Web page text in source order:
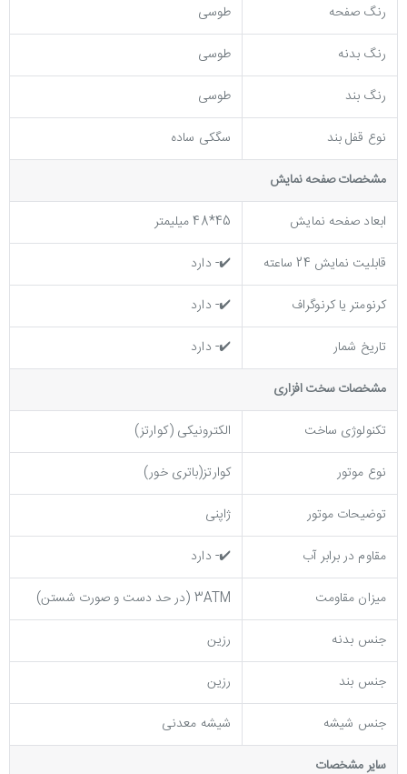
رنگ صفحه
طوسی
رنگ بدنه
طوسی
رنگ بند
طوسی
نوع قفل بند
سگکی ساده
مشخصات صفحه نمايش
ابعاد صفحه نمایش
45*48 میلیمتر
قابلیت نمایش 24 ساعته
✔️- دارد
کرنومتر یا کرنوگراف
✔️- دارد
تاریخ شمار
✔️- دارد
مشخصات سخت افزاری
تکنولوژی ساخت
الکترونیکی (کوارتز)
نوع موتور
کوارتز(باتری خور)
توضیحات موتور
ژاپنی
مقاوم در برابر آب
✔️- دارد
میزان مقاومت
3ATM (در حد دست و صورت شستن)
جنس بدنه
رزین
جنس بند
رزین
جنس شیشه
شیشه معدنی
ساير مشخصات